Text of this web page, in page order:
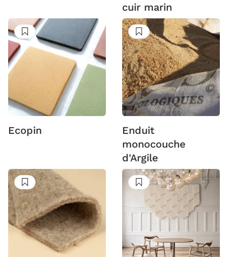
cuir marin
Suivre
Ecopin
Suivre
Enduit
monocouche
d'Argile
Suivre Suivre